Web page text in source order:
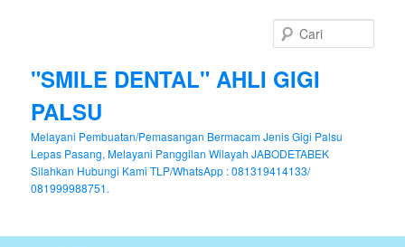
"SMILE DENTAL" AHLI GIGI
PALSU
Melayani Pembuatan/Pemasangan Bermacam Jenis Gigi Palsu
Lepas Pasang, Melayani Panggilan Wilayah JABODETABEK
Silahkan Hubungi Kami TLP/WhatsApp : 081319414133/
081999988751.